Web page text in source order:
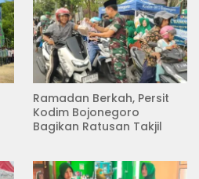
Ramadan Berkah, Persit
Kodim Bojonegoro
Bagikan Ratusan Takjil